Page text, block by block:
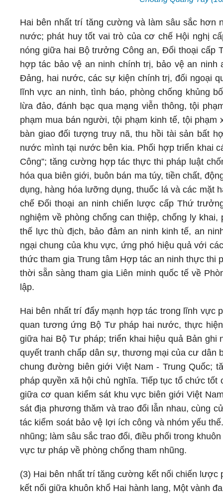
Hai bên nhất trí tăng cường và làm sâu sắc
nước; phát huy tốt vai trò của cơ chế Hội nghị
nóng giữa hai Bộ trưởng Công an, Đối thoại cấp
hợp tác bảo vệ an ninh chính trị, bảo vệ an ninh
Đảng, hai nước, các sự kiện chính trị, đối ngoại
lĩnh vực an ninh, tình báo, phòng chống khủng
lừa đảo, đánh bạc qua mạng viễn thông, tội
phạm mua bán người, tội phạm kinh tế, tội
bàn giao đối tượng truy nã, thu hồi tài sản bất
nước mình tại nước bên kia. Phối hợp triển khai
Công”; tăng cường hợp tác thực thi pháp luật
hóa qua biên giới, buôn bán ma túy, tiền chất,
dụng, hàng hóa lưỡng dụng, thuốc lá và các mặt
chế Đối thoại an ninh chiến lược cấp Thứ
nghiệm về phòng chống can thiệp, chống ly khai,
thế lực thù địch, bảo đảm an ninh kinh tế, an
ngại chung của khu vực, ứng phó hiệu quả với
thức tham gia Trung tâm Hợp tác an ninh thực thi
thời sẵn sàng tham gia Liên minh quốc tế về
lập.
Hai bên nhất trí đẩy mạnh hợp tác trong lĩnh vực
quan tương ứng Bộ Tư pháp hai nước, thực
giữa hai Bộ Tư pháp; triển khai hiệu quả Bản
quyết tranh chấp dân sự, thương mại của cư dân
chung đường biên giới Việt Nam - Trung Quốc;
pháp quyền xã hội chủ nghĩa. Tiếp tục tổ chức
giữa cơ quan kiểm sát khu vực biên giới Việt
sát địa phương thăm và trao đổi lẫn nhau, cùng
tác kiểm soát bảo vệ lợi ích công và nhóm yếu
nhũng; làm sâu sắc trao đổi, điều phối trong
vực tư pháp về phòng chống tham nhũng.
(3) Hai bên nhất trí tăng cường kết nối chiến
kết nối giữa khuôn khổ Hai hành lang, Một vành